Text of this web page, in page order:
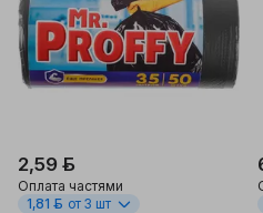
2,59 ƃ
Оплата частями
1,81 ƃ от 3 шт